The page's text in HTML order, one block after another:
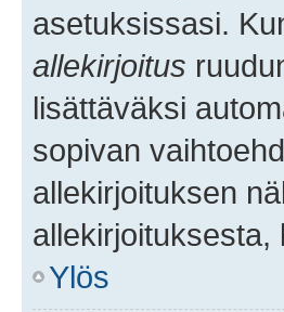
asetuksissasi.
allekirjoitus
lisättäväksi
sopivan
allekirjoituksen
allekirjoituksesta,
Ylös